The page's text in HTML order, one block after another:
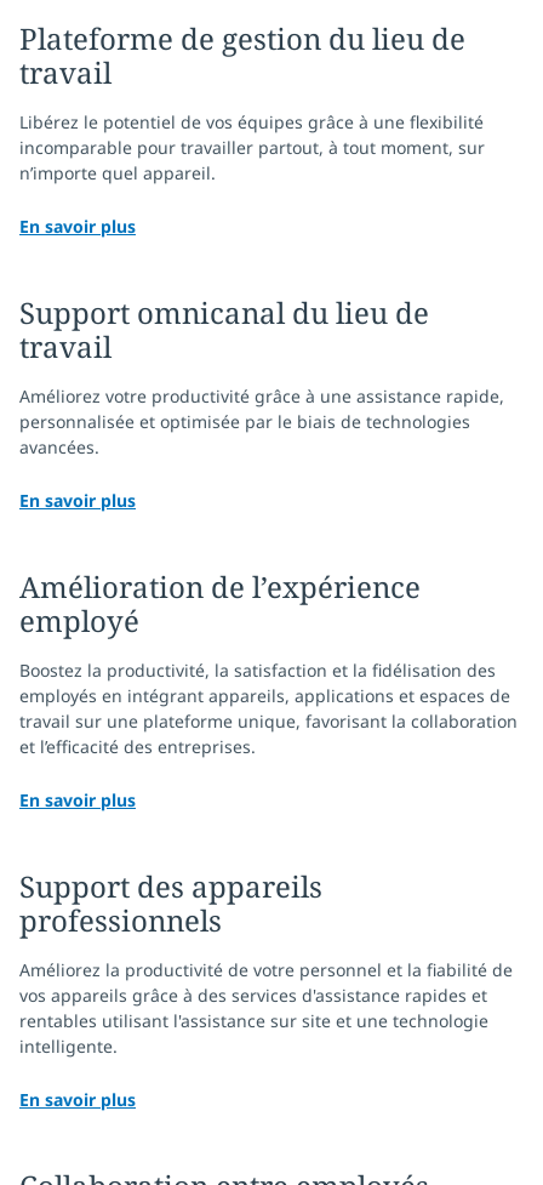
Plateforme de gestion du lieu de
travail
Libérez le potentiel de vos équipes grâce à une flexibilité
incomparable pour travailler partout, à tout moment, sur
n’importe quel appareil.
En savoir plus
Support omnicanal du lieu de
travail
Améliorez votre productivité grâce à une assistance rapide,
personnalisée et optimisée par le biais de technologies
avancées.
En savoir plus
Amélioration de l’expérience
employé
Boostez la productivité, la satisfaction et la fidélisation des
employés en intégrant appareils, applications et espaces de
travail sur une plateforme unique, favorisant la collaboration
et l’efficacité des entreprises.
En savoir plus
Support des appareils
professionnels
Améliorez la productivité de votre personnel et la fiabilité de
vos appareils grâce à des services d'assistance rapides et
rentables utilisant l'assistance sur site et une technologie
intelligente.
En savoir plus